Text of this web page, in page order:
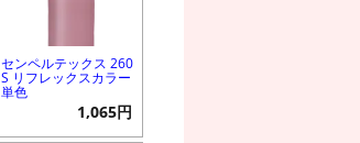
センペルテックス 260
S リフレックスカラー
単色
1,065円